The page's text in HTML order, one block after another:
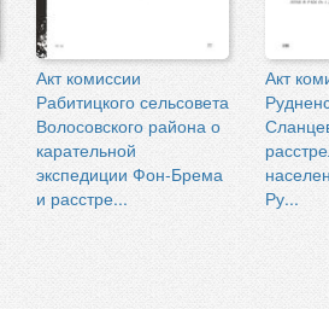
Акт комиссии
Рабитицкого сельсовета
Волосовского района о
карательной
экспедиции Фон-Брема
и расстре...
Акт
Ру...